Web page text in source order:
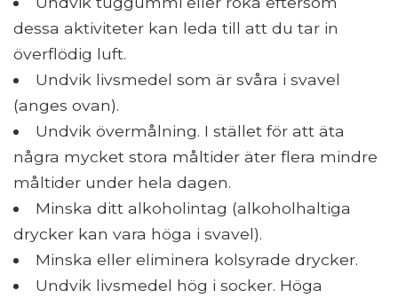
dessa aktiviteter kan leda till att du tar in
överflödig luft.
Undvik livsmedel som är svåra i svavel
(anges ovan).
Undvik övermålning. I stället för att äta
några mycket stora måltider äter flera mindre
måltider under hela dagen.
Minska ditt alkoholintag (alkoholhaltiga
drycker kan vara höga i svavel).
Minska eller eliminera kolsyrade drycker.
Undvik livsmedel hög i socker. Höga